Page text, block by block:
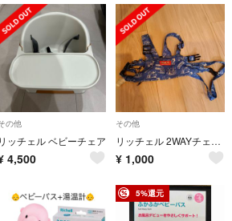
の他
リッチェル ベビーチェア
4,500
その他
リッチェル 2WAYチェアベルト
¥ 1,000
5%還元